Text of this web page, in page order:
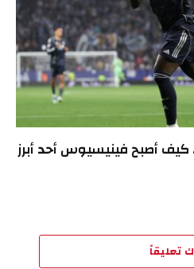
أصبح فينيسيوس أحد أبرز
تعليقاً